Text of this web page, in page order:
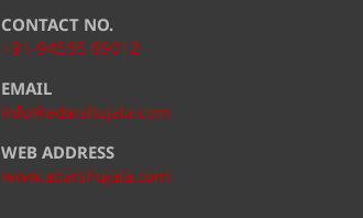
CONTACT NO.
+91-94555 69012
EMAIL
info@adarshujala.com
WEB ADDRESS
www.adarshujala.com